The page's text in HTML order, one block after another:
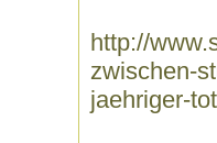
http://
zwischen-
jaehriger-